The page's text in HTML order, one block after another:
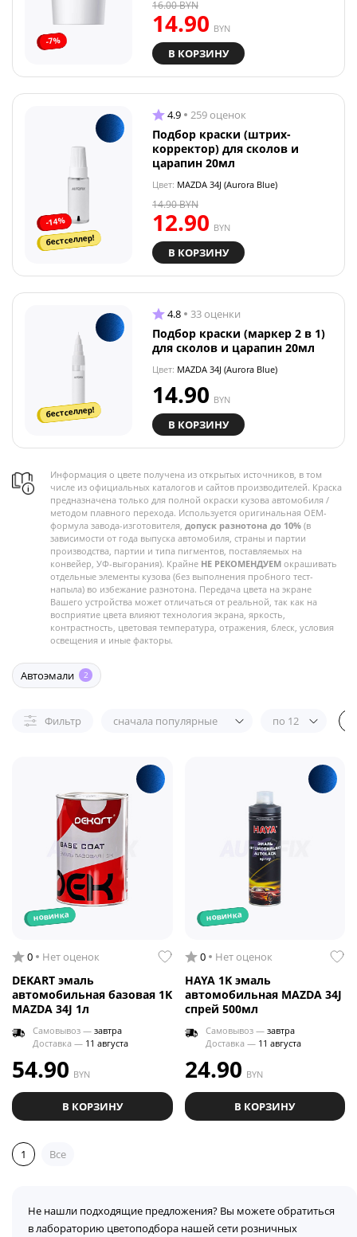
-7%
14.90 BYN
16.00BYN
В КОРЗИНУ
-14%
бестселлер!
4.9 259 оценок
Подбор краски (штрих-
корректор) для сколов и
царапин 20мл
Цвет: MAZDA 34J (Aurora Blue)
12.90 BYN
14.90BYN
В КОРЗИНУ
бестселлер!
4.8 33 оценки
Подбор краски (маркер 2 в 1)
для сколов и царапин 20мл
Цвет: MAZDA 34J (Aurora Blue)
14.90 BYN
В КОРЗИНУ
Информация о цвете получена из открытых источников, в том
числе из официальных каталогов и сайтов производителей. Краска
предназначена только для полной окраски кузова автомобиля /
методом плавного перехода. Используется оригинальная OEM-
формула завода-изготовителя, допуск разнотона до 10% (в
зависимости от года выпуска автомобиля, страны и партии
производства, партии и типа пигментов, поставляемых на
конвейер, УФ-выгорания). Крайне НЕ РЕКОМЕНДУЕМ окрашивать
отдельные элементы кузова (без выполнения пробного тест-
напыла) во избежание разнотона. Передача цвета на экране
Вашего устройства может отличаться от реальной, так как на
восприятие цвета влияют технология экрана, яркость,
контрастность, цветовая температура, отражения, блеск, условия
освещения и иные факторы.
Автоэмали 2
Фильтр сначала популярные по 12
новинка
0 Нет оценок
DEKART эмаль
автомобильная базовая 1K
MAZDA 34J 1л
Самовывоз — завтра
Доставка — 11 августа
54.90 BYN
В КОРЗИНУ
новинка
0 Нет оценок
HAYA 1K эмаль
автомобильная MAZDA 34J
спрей 500мл
Самовывоз — завтра
Доставка — 11 августа
24.90 BYN
В КОРЗИНУ
1 Все
Не нашли подходящие предложения? Вы можете обратиться
в лабораторию цветоподбора нашей сети розничных